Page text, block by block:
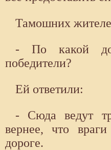
Тамошних
- По какой
победители?
Ей ответили:
- Сюда ведут
вернее, что
дороге.